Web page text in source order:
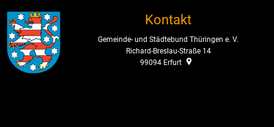
Kontakt
Gemeinde- und Städtebund Thüringen e. V.
Richard-Breslau-Straße 14
99094 Erfurt